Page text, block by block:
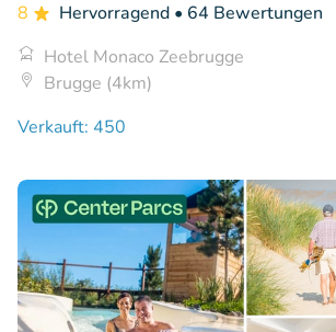
8 Hervorragend • 64 Bewertungen
Hotel Monaco Zeebrugge
Brugge (4km)
Verkauft: 450